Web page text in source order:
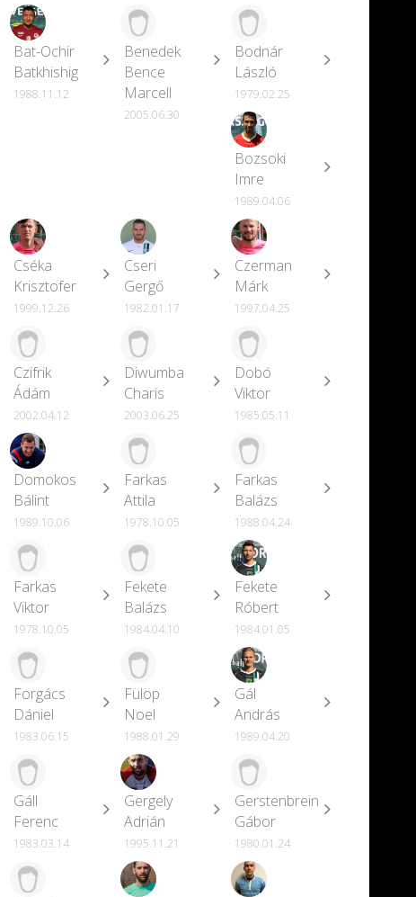
Bat-Ochir
Batkhishig
1988.11.12
Benedek
Bence
Marcell
2005.06.30
Bodnár
László
1979.02.25
Bozsoki
Imre
1989.04.06
Cséka
Krisztofer
1999.12.26
Cseri
Gergő
1982.01.17
Czerman
Márk
1997.04.25
Czifrik
Ádám
2002.04.12
Diwumba
Charis
2003.06.25
Dobó
Viktor
1985.05.11
Domokos
Bálint
1989.10.06
Farkas
Attila
1978.10.05
Farkas
Balázs
1988.04.24
Farkas
Viktor
1978.10.05
Fekete
Balázs
1984.04.10
Fekete
Róbert
1984.01.05
Forgács
Dániel
1983.06.15
Fülöp
Noel
1988.01.29
Gál
András
1989.04.20
Gáll
Ferenc
1983.03.14
Gergely
Adrián
1995.11.21
Gerstenbrein
Gábor
1980.01.24